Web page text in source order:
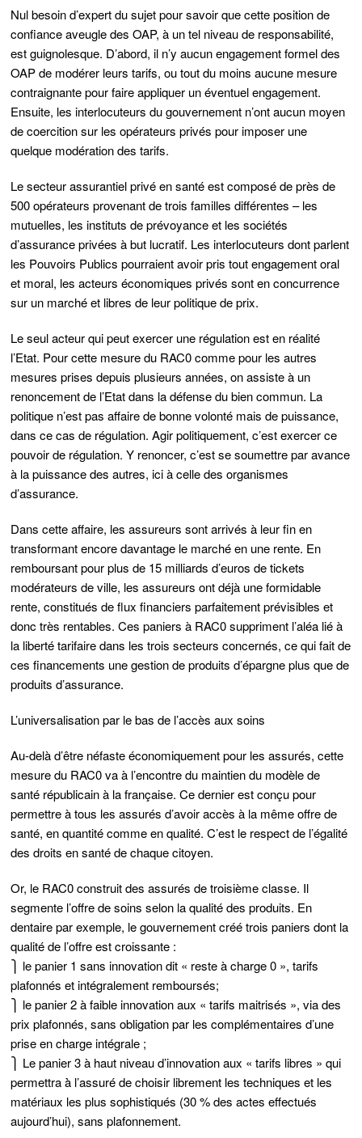
Nul besoin d’expert du sujet pour savoir que cette position de
confiance aveugle des OAP, à un tel niveau de responsabilité,
est guignolesque. D’abord, il n’y aucun engagement formel des
OAP de modérer leurs tarifs, ou tout du moins aucune mesure
contraignante pour faire appliquer un éventuel engagement.
Ensuite, les interlocuteurs du gouvernement n’ont aucun moyen
de coercition sur les opérateurs privés pour imposer une
quelque modération des tarifs.
Le secteur assurantiel privé en santé est composé de près de
500 opérateurs provenant de trois familles différentes – les
mutuelles, les instituts de prévoyance et les sociétés
d’assurance privées à but lucratif. Les interlocuteurs dont parlent
les Pouvoirs Publics pourraient avoir pris tout engagement oral
et moral, les acteurs économiques privés sont en concurrence
sur un marché et libres de leur politique de prix.
Le seul acteur qui peut exercer une régulation est en réalité
l’Etat. Pour cette mesure du RAC0 comme pour les autres
mesures prises depuis plusieurs années, on assiste à un
renoncement de l’Etat dans la défense du bien commun. La
politique n’est pas affaire de bonne volonté mais de puissance,
dans ce cas de régulation. Agir politiquement, c’est exercer ce
pouvoir de régulation. Y renoncer, c’est se soumettre par avance
à la puissance des autres, ici à celle des organismes
d’assurance.
Dans cette affaire, les assureurs sont arrivés à leur fin en
transformant encore davantage le marché en une rente. En
remboursant pour plus de 15 milliards d’euros de tickets
modérateurs de ville, les assureurs ont déjà une formidable
rente, constitués de flux financiers parfaitement prévisibles et
donc très rentables. Ces paniers à RAC0 suppriment l’aléa lié à
la liberté tarifaire dans les trois secteurs concernés, ce qui fait de
ces financements une gestion de produits d’épargne plus que de
produits d’assurance.
L’universalisation par le bas de l’accès aux soins
Au-delà d’être néfaste économiquement pour les assurés, cette
mesure du RAC0 va à l’encontre du maintien du modèle de
santé républicain à la française. Ce dernier est conçu pour
permettre à tous les assurés d’avoir accès à la même offre de
santé, en quantité comme en qualité. C’est le respect de l’égalité
des droits en santé de chaque citoyen.
Or, le RAC0 construit des assurés de troisième classe. Il
segmente l’offre de soins selon la qualité des produits. En
dentaire par exemple, le gouvernement créé trois paniers dont la
qualité de l’offre est croissante :
⎫ le panier 1 sans innovation dit « reste à charge 0 », tarifs
plafonnés et intégralement remboursés;
⎫ le panier 2 à faible innovation aux « tarifs maitrisés », via des
prix plafonnés, sans obligation par les complémentaires d’une
prise en charge intégrale ;
⎫ Le panier 3 à haut niveau d’innovation aux « tarifs libres » qui
permettra à̀ l’assuré de choisir librement les techniques et les
matériaux les plus sophistiqués (30 % des actes effectués
aujourd’hui), sans plafonnement.